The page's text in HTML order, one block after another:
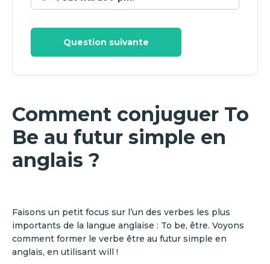
Question suivante
Comment conjuguer To
Be au futur simple en
anglais ?
Faisons un petit focus sur l’un des verbes les plus
importants de la langue anglaise : To be, être. Voyons
comment former le verbe être au futur simple en
anglais, en utilisant will !